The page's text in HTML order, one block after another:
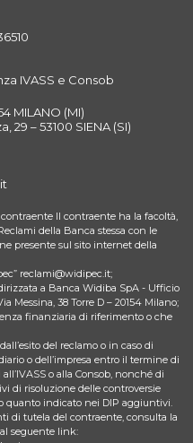
IVASS e Consob
MILANO (MI)
29 – 53100 SIENA (SI)
Il contraente ha la facoltà,
della Banca stessa con le
presente sul sito internet della
reclami@widipec.it;
a Banca Widiba SpA - Ufficio
Messina, 38 Torre D – 20154 Milano;
finanziaria di riferimento o che
del reclamo o in caso di
o dell’impresa entro il termine di
o alla Consob, nonché di
di risoluzione delle controversie
quanto indicato nei DIP aggiuntivi.
di tutela del contraente, consulta la
seguente link: